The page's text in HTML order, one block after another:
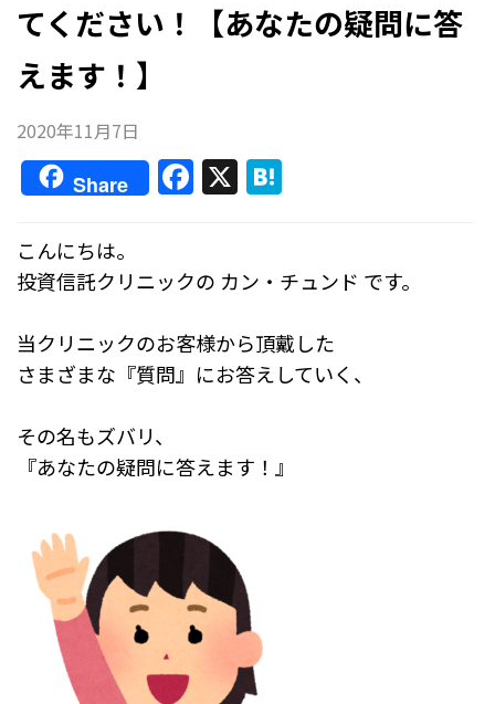
お問い合わせ
てください！【あなたの疑問に答
えます！】
2020年11月7日
Share F
a
e
o
o
X
n
こんにちは。
投資信託クリニックの カン・チュンド です。
当クリニックのお客様から頂戴した
さまざまな『質問』にお答えしていく、
その名もズバリ、
『あなたの疑問に答えます！』